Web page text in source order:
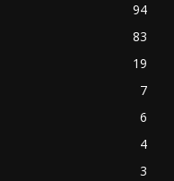
94
83
19
7
6
4
3